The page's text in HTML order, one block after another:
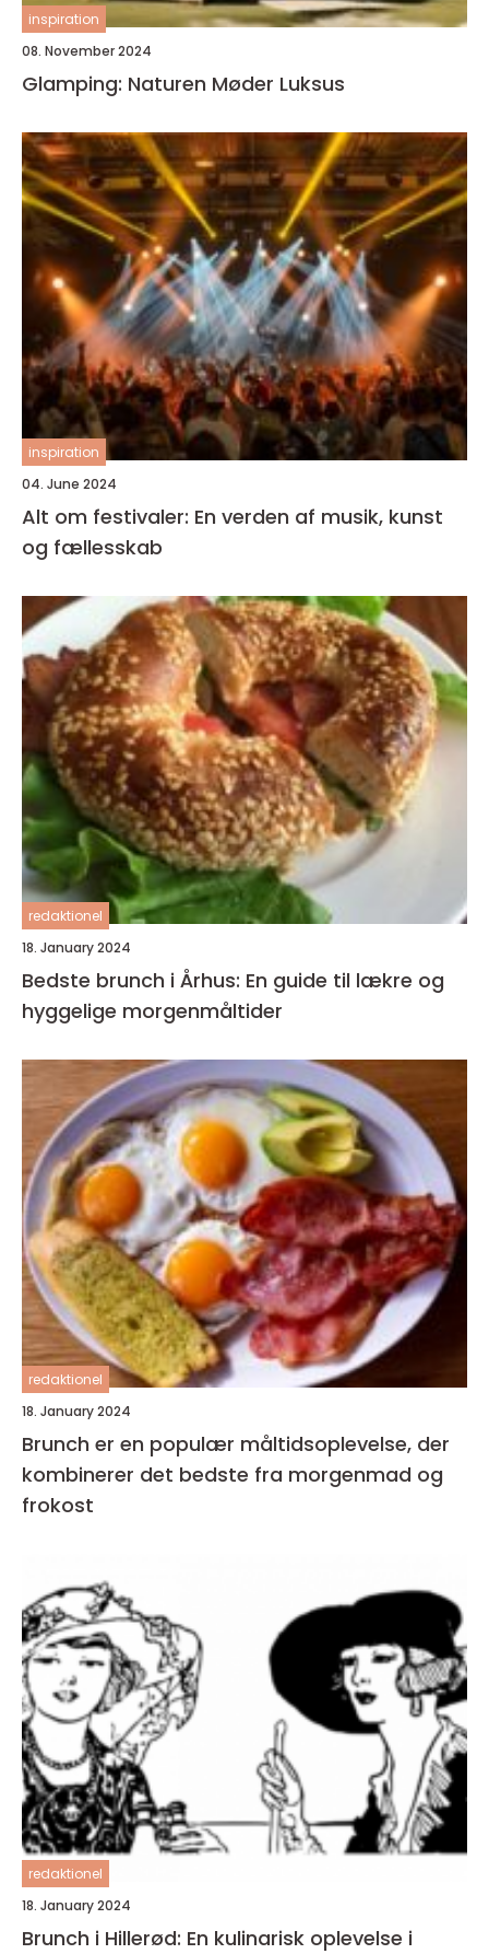
inspiration
08. November 2024
Glamping: Naturen Møder Luksus
inspiration
04. June 2024
Alt om festivaler: En verden af musik, kunst
og fællesskab
redaktionel
18. January 2024
Bedste brunch i Århus: En guide til lækre og
hyggelige morgenmåltider
redaktionel
18. January 2024
Brunch er en populær måltidsoplevelse, der
kombinerer det bedste fra morgenmad og
frokost
redaktionel
18. January 2024
Brunch i Hillerød: En kulinarisk oplevelse i